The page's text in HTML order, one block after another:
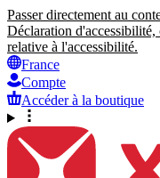
Passer directement au
Déclaration
relative à l'accessibilité.
France
Compte
Accéder à la boutique